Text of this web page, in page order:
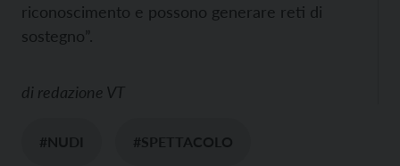
riconoscimento e possono generare reti di
sostegno”.
di redazione VT
#NUDI #SPETTACOLO